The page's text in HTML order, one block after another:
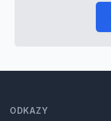
ODKAZY